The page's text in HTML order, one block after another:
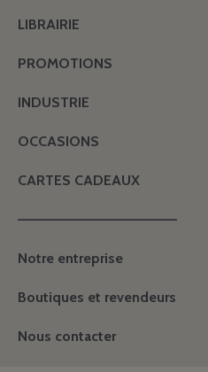
LIBRAIRIE
PROMOTIONS
INDUSTRIE
OCCASIONS
CARTES CADEAUX
———————————————
Notre entreprise
Boutiques et revendeurs
Nous contacter